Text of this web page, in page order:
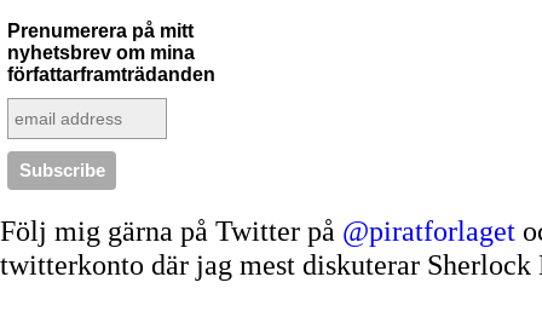
Prenumerera på mitt
nyhetsbrev om mina
författarframträdanden
Följ mig gärna på Twitter på @piratforlaget
twitterkonto där jag mest diskuterar